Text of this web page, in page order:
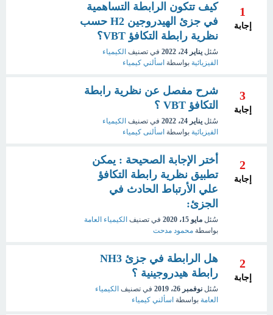
1
إجابة
كيف تتكون الرابطة التساهمية
في جزئ الهيدروجين H2 حسب
نظرية رابطة التكافؤ VBT؟
سُئل يناير 24، 2022 في تصنيف الكيمياء
الفيزيائية بواسطة اسألني كيمياء
3
إجابة
شرح مفصل عن نظرية رابطة
التكافؤ VBT ؟
سُئل يناير 24، 2022 في تصنيف الكيمياء
الفيزيائية بواسطة اسألنى كيمياء
2
إجابة
أختر الإجابة الصحيحة : يمكن
تطبيق نظرية رابطة التكافؤ
علي الأرتباط الحادث في
الجزئ:
سُئل مايو 15، 2020 في تصنيف الكيمياء العامة
بواسطة محمود مدحت
2
إجابة
هل الرابطة في جزئ NH3
رابطة هيدروجينية ؟
سُئل نوفمبر 26، 2019 في تصنيف الكيمياء
العامة بواسطة اسألني كيمياء